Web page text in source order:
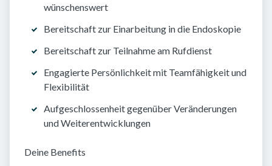
wünschenswert
Bereitschaft zur Einarbeitung in die Endoskopie
Bereitschaft zur Teilnahme am Rufdienst
Engagierte Persönlichkeit mit Teamfähigkeit und
Flexibilität
Aufgeschlossenheit gegenüber Veränderungen
und Weiterentwicklungen
Deine Benefits